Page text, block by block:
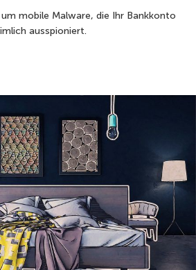
mobile Malware, die Ihr Bankkonto
ausspioniert.